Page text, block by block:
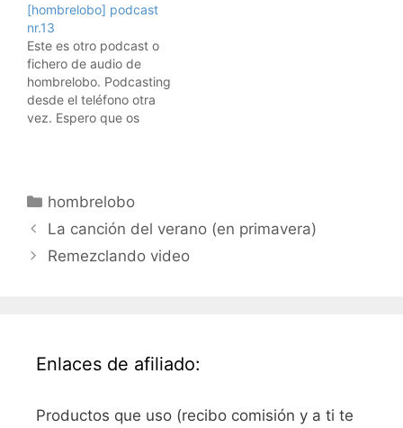
sabéis: os podéis
suscribir desde vuestro
programa de iTunes
directamente, pulsando
en este link que salta a
iTunes
directamente.audio de
[hombrelobo] podcast
nr.13
Este es otro podcast o
fichero de audio de
hombrelobo. Podcasting
desde el teléfono otra
vez. Espero que os
pulsando en este link
que salta a iTunes
hombrelobo13
Categorías
hombrelobo
La canción del verano (en primavera)
Remezclando video
Enlaces de afiliado:
Productos que uso (recibo comisión y a ti te